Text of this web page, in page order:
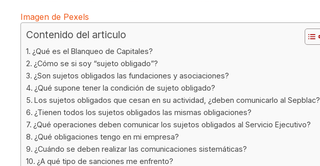
Imagen de Pexels
Contenido del articulo
¿Qué es el Blanqueo de Capitales?
¿Cómo se si soy “sujeto obligado”?
¿Son sujetos obligados las fundaciones y asociaciones?
¿Qué supone tener la condición de sujeto obligado?
Los sujetos obligados que cesan en su actividad, ¿deben comunicarlo al Sepblac?
¿Tienen todos los sujetos obligados las mismas obligaciones?
¿Qué operaciones deben comunicar los sujetos obligados al Servicio Ejecutivo?
¿Qué obligaciones tengo en mi empresa?
¿Cuándo se deben realizar las comunicaciones sistemáticas?
¿A qué tipo de sanciones me enfrento?